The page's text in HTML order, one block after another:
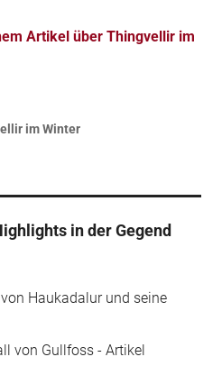
Artikel über Thingvellir im
im Winter
in der Gegend
Haukadalur und seine
von Gullfoss - Artikel